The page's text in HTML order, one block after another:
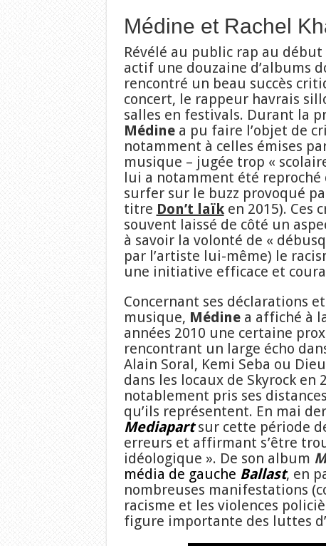
Médine et Rachel
Révélé au public rap au début
actif une douzaine d’albums
rencontré un beau succès
concert, le rappeur havrais
salles en festivals. Durant la
Médinea pu faire l’objet de
notamment à celles émises
musique – jugée trop «
lui a notamment été reproché
surfer sur le buzz provoqué
titre Don’t laïken 2015). Ces
souvent laissé de côté un
à savoir la volonté de «
par l’artiste lui-même) le
une initiative efficace et
Concernant ses déclarations
musique, Médinea affiché à
années 2010 une certaine
rencontrant un large écho
Alain Soral, Kemi Seba ou
dans les locaux de Skyrock en
notablement pris ses
qu’ils représentent. En mai
Mediapartsur cette période
erreurs et affirmant s’être
idéologique ». De son album
média de gauche Ballast, en
nombreuses manifestations
racisme et les violences
figure importante des luttes